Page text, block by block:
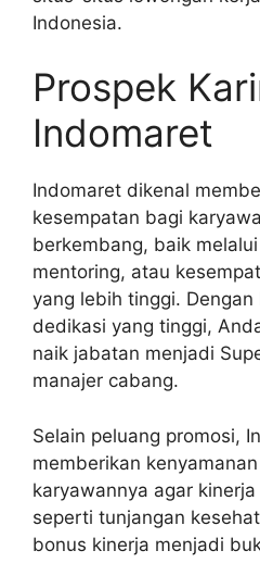
Indonesia.
Prospek
Indomaret
Indomaret dikenal
kesempatan bagi
berkembang, baik
mentoring, atau
yang lebih tinggi.
dedikasi yang tinggi,
naik jabatan menjadi
manajer cabang.
Selain peluang promosi,
memberikan
karyawannya agar
seperti tunjangan
bonus kinerja menjadi